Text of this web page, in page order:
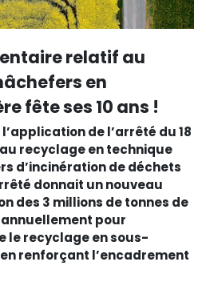
relatif au
en
fête ses 10 ans !
de l’arrêté du 18
recyclage en technique
d’incinération de déchets
donnait un nouveau
des 3 millions de tonnes de
pour
le recyclage en sous-
renforçant l’encadrement